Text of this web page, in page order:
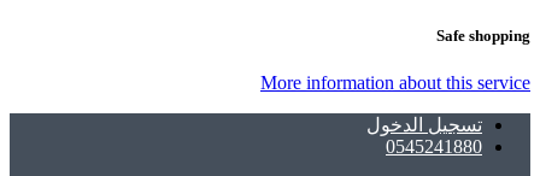
Safe shopping
More information about this service
تسجيل الدخول
0545241880